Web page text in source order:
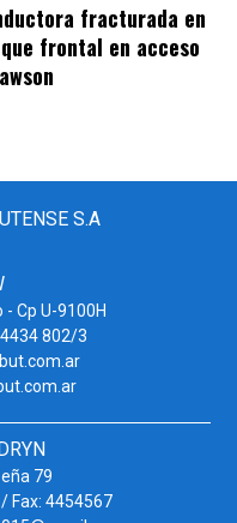
fracturada en
frontal en acceso
S.A
Cp U-9100H
802/3
79
Fax: 4454567